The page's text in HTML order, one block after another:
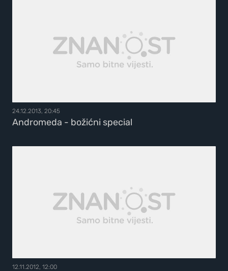
24.12.2013, 20:45
Andromeda - božićni special
12.11.2012, 12:00